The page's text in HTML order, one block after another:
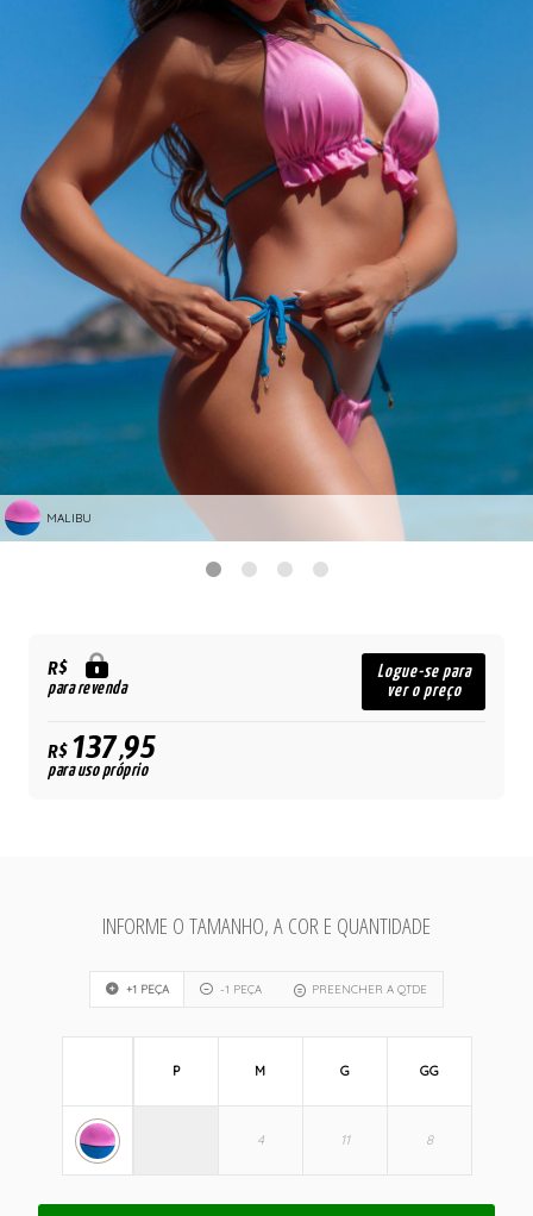
MALIBU
R$
para revenda
Logue-se para
ver o preço
R$137,95
para uso próprio
INFORME O TAMANHO, A COR E QUANTIDADE
+1 PEÇA -1 PEÇA PREENCHER A QTDE
P M G GG